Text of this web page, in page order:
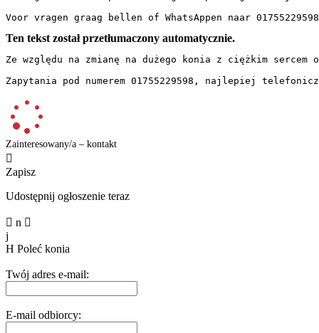
Voor vragen graag bellen of WhatsAppen naar
Ten tekst został przetłumaczony automatycznie.
Ze względu na zmianę na dużego konia z ciężkim
Zapytania pod numerem 01755229598, najlepiej
Zainteresowany/a – kontakt

Zapisz
Udostępnij ogłoszenie teraz
 n 
j
H Poleć konia
Twój adres e-mail:
E-mail odbiorcy: